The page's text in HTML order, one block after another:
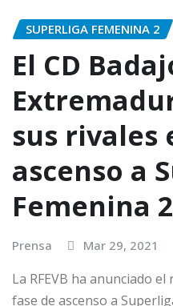
SUPERLIGA FEMENINA 2
El CD
sus rivales
ascenso a
Femenina 2
Prensa Mar 29, 2021
La RFEVB ha anunciado
fase de ascenso a